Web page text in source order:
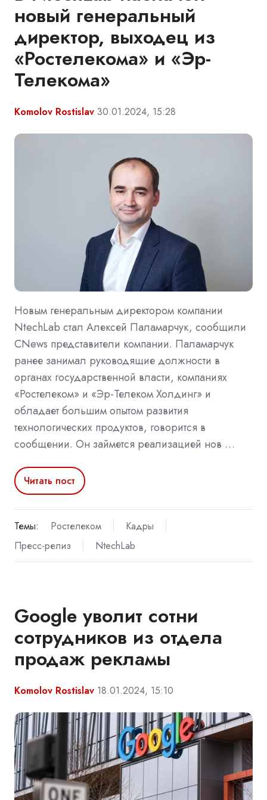
новый генеральный
директор, выходец из
«Ростелекома» и «Эр-
Телекома»
Komolov Rostislav 30.01.2024, 15:28
Новым генеральным директором компании
NtechLab стал Алексей Паламарчук, сообщили
CNews представители компании. Паламарчук
ранее занимал руководящие должности в
органах государственной власти, компаниях
«Ростелеком» и «Эр-Телеком Холдинг» и
обладает большим опытом развития
технологических продуктов, говорится в
сообщении. Он займется реализацией нов …
Читать пост
Темы: Ростелеком
Кадры
Пресс-релиз
NtechLab
Google уволит сотни
сотрудников из отдела
продаж рекламы
Komolov Rostislav 18.01.2024, 15:10